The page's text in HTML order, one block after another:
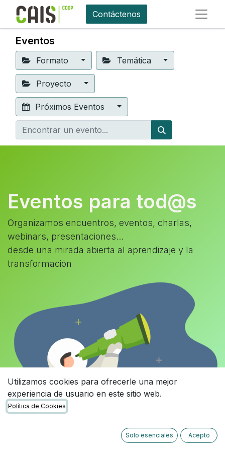
Contáctenos
Eventos
Formato Temática
Proyecto
Próximos Eventos
Eventos para tod@s
Organizamos encuentros, eventos, charlas,
webinars, presentaciones...
desde una mirada abierta al aprendizaje y la
transformación
Utilizamos cookies para ofrecerle una mejor
experiencia de usuario en este sitio web.
Política de Cookies
Solo esenciales Acepto